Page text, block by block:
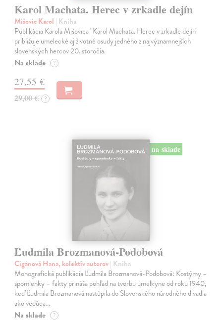
Karol Machata. Herec v zrkadle dejín
Mišovic Karol | Kniha
Publikácia Karola Mišovica "Karol Machata. Herec v zrkadle dejín"
približuje umelecké aj životné osudy jedného z najvýznamnejších
slovenských hercov 20. storočia.
Na sklade ?
27,55 €
29,00 € ?
na sklade
Ľudmila Brozmanová-Podobová
Cigánová Hana, kolektív autorov| Kniha
Monografická publikácia Ľudmila Brozmanová-Podobová: Kostýmy –
spomienky – fakty prináša pohľad na tvorbu umelkyne od roku 1940,
keď Ľudmila Brozmanová nastúpila do Slovenského národného divadla
ako vedúca…
Na sklade ?